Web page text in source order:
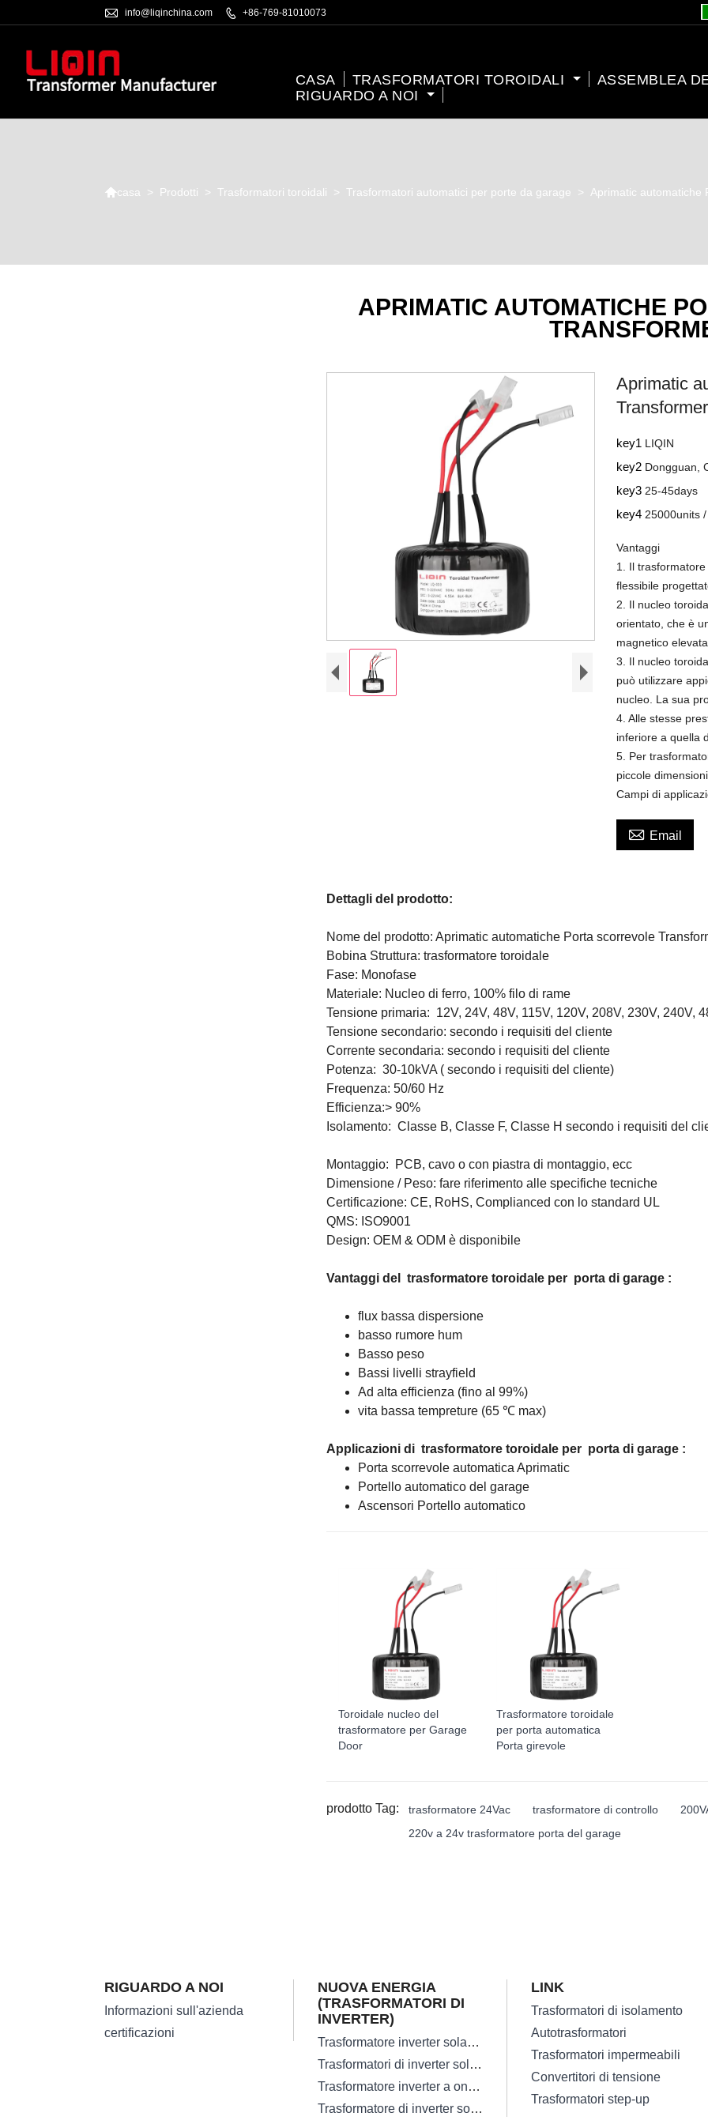
 info@liqinchina.com  +86-769-81010073
CASA TRASFORMATORI TOROIDALI
ASSEMBLEA
RIGUARDO A NOI
casa > Prodotti > Trasformatori toroidali > Trasformatori automatici per porte da garage > Aprimatic automatiche
APRIMATIC AUTOMATICHE
Aprimatic
Transformer
key1 LIQIN
key2 Dongguan,
key325-45days
key425000units
Vantaggi
1. Il
flessibile
2. Il nucleo
orientato, che è
magnetico
3. Il nucleo
può utilizzare
nucleo. La sua
4. Alle stesse
inferiore a quella
5. Per
piccole
Campi di
 Email
Dettagli del prodotto:
Nome del prodotto: Aprimatic automatiche Porta scorrevole
Bobina Struttura: trasformatore toroidale
Fase: Monofase
Materiale: Nucleo di ferro, 100% filo di rame
Tensione primaria: 12V, 24V, 48V, 115V, 120V, 208V, 230V, 240V,
Tensione secondario: secondo i requisiti del cliente
Corrente secondaria: secondo i requisiti del cliente
Potenza: 30-10kVA ( secondo i requisiti del cliente)
Frequenza: 50/60 Hz
Efficienza:> 90%
Isolamento: Classe B, Classe F, Classe H secondo i requisiti del
Montaggio:
PCB, cavo o con piastra di montaggio, ecc
Dimensione / Peso: fare riferimento alle specifiche tecniche
Certificazione: CE, RoHS, Complianced con lo standard UL
QMS: ISO9001
Design: OEM & ODM è disponibile
Vantaggi del trasformatore toroidale per porta di garage:
flux bassa dispersione
basso rumore hum
Basso peso
Bassi livelli strayfield
Ad alta efficienza (fino al 99%)
vita bassa tempreture (65 ℃ max)
Applicazioni di trasformatore toroidale per porta di garage:
Porta scorrevole automatica Aprimatic
Portello automatico del garage
Ascensori Portello automatico
Toroidale nucleo del
trasformatore per Garage
Door
Trasformatore toroidale
per porta automatica
Porta girevole
prodotto Tag: trasformatore 24Vac trasformatore di controllo
220v a 24v trasformatore porta del garage
RIGUARDO A NOI
Informazioni sull'azienda
certificazioni
NUOVA ENERGIA
(TRASFORMATORI DI
INVERTER)
Trasformatore inverter solare su griglia ad alta efficienza
Trasformatori di inverter solari monofase
Trasformatore inverter a onda sinusoidale pura affidabile da 300 W.
Trasformatore di inverter solare trifase off-grid a bassa perdita
LINK
Trasformatori di isolamento
Autotrasformatori
Trasformatori impermeabili
Convertitori di tensione
Trasformatori step-up